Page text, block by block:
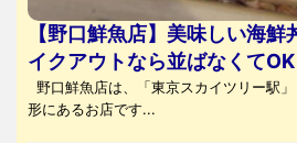
【野口鮮魚店】美味しい海
イクアウトなら並ばなくてOK
野口鮮魚店は、「東京スカイツリー駅
形にあるお店です...